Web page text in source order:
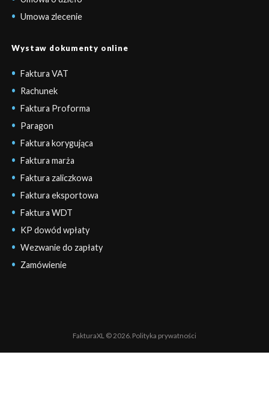
Umowa zlecenie
Wystaw dokumenty online
Faktura VAT
Rachunek
Faktura Proforma
Paragon
Faktura korygująca
Faktura marża
Faktura zaliczkowa
Faktura eksportowa
Faktura WDT
KP dowód wpłaty
Wezwanie do zapłaty
Zamówienie
FakturaXL © 2026. Polityka prywatności